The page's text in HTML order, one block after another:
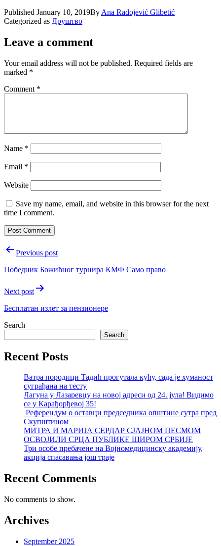
Published January 10, 2019By Ana Radojević Glibetić
Categorized as Друштво
Leave a comment
Your email address will not be published. Required fields are
marked *
Comment *
Name *
Email *
Website
Save my name, email, and website in this browser for the next
time I comment.
PostPrevious post
Победник Божићног турнира КМФ Само право
Next post
Бесплатан излет за пензионере
Search
Search
Recent Posts
Ватра породици Тадић прогутала кућу, сада је хуманост
суграђана на тесту
Лагуна у Лазаревцу на новој адреси од 24. јула! Видимо
се у Карађорђевој 35!
Референдум о оставци председника општине сутра пред
Скупштином
МИТРА И МАРИЈА СЕРДАР СЈАЈНОМ ПЕСМОМ
ОСВОЈИЛИ СРЦА ПУБЛИКЕ ШИРОМ СРБИЈЕ
Три особе пребачене на Војномедицинску академију,
акција спасавања још траје
Recent Comments
No comments to show.
Archives
September 2025